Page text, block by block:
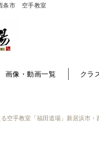
条市 空手教室
画像・動画一覧 クラ
空手教室「福田道場」新居浜市・